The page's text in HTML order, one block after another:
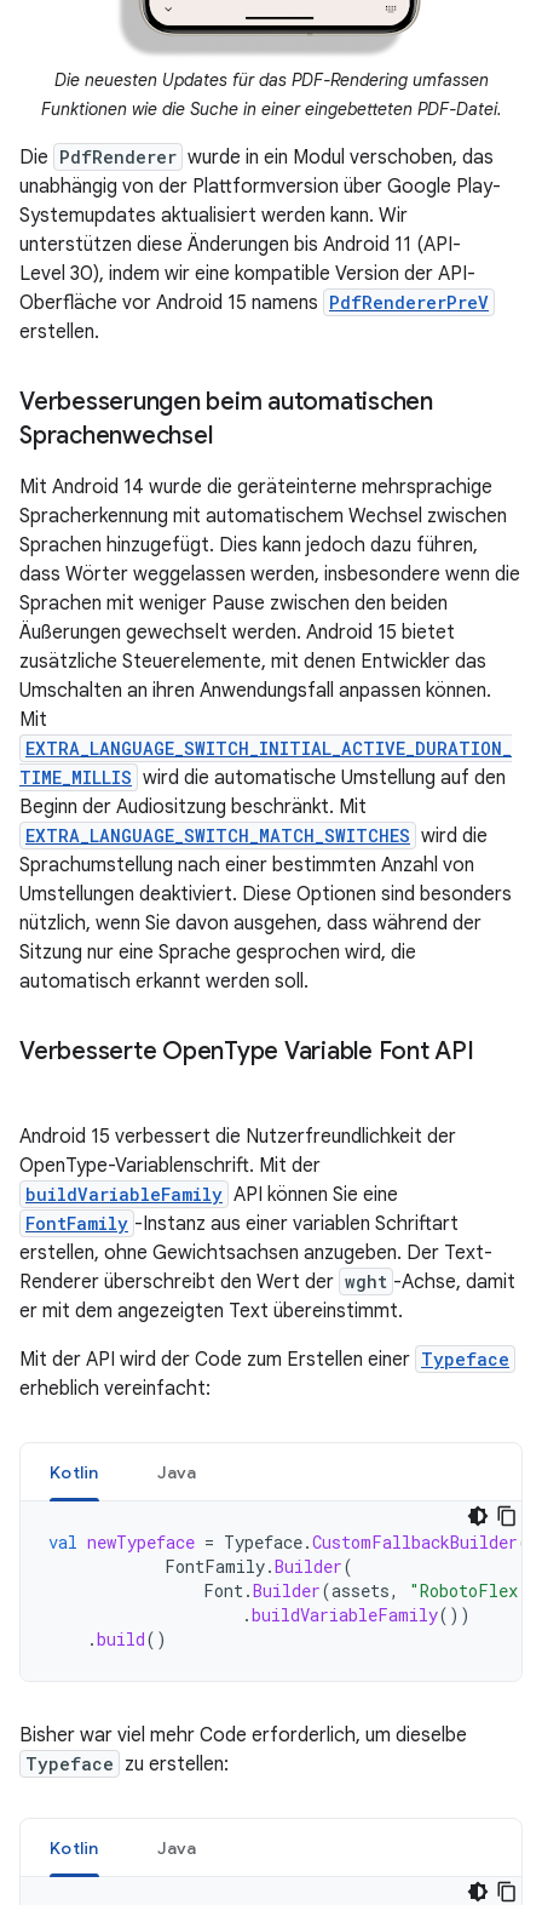
Die neuesten Updates für das PDF-Rendering umfassen
Funktionen wie die Suche in einer eingebetteten PDF-Datei.
Die PdfRenderer wurde in ein Modul verschoben, das
unabhängig von der Plattformversion über Google Play-
Systemupdates aktualisiert werden kann. Wir
unterstützen diese Änderungen bis Android 11 (API-
Level 30), indem wir eine kompatible Version der API-
Oberfläche vor Android 15 namens PdfRendererPreV
erstellen.
Verbesserungen beim automatischen
Sprachenwechsel
Mit Android 14 wurde die geräteinterne mehrsprachige
Spracherkennung mit automatischem Wechsel zwischen
Sprachen hinzugefügt. Dies kann jedoch dazu führen,
dass Wörter weggelassen werden, insbesondere wenn die
Sprachen mit weniger Pause zwischen den beiden
Äußerungen gewechselt werden. Android 15 bietet
zusätzliche Steuerelemente, mit denen Entwickler das
Umschalten an ihren Anwendungsfall anpassen können.
Mit
EXTRA_LANGUAGE_SWITCH_INITIAL_ACTIVE_DURATION_
TIME_MILLIS wird die automatische Umstellung auf den
Beginn der Audiositzung beschränkt. Mit
EXTRA_LANGUAGE_SWITCH_MATCH_SWITCHES wird die
Sprachumstellung nach einer bestimmten Anzahl von
Umstellungen deaktiviert. Diese Optionen sind besonders
nützlich, wenn Sie davon ausgehen, dass während der
Sitzung nur eine Sprache gesprochen wird, die
automatisch erkannt werden soll.
Verbesserte OpenType Variable Font API
Android 15 verbessert die Nutzerfreundlichkeit der
OpenType-Variablenschrift. Mit der
buildVariableFamily API können Sie eine
FontFamily -Instanz aus einer variablen Schriftart
erstellen, ohne Gewichtsachsen anzugeben. Der Text-
Renderer überschreibt den Wert der wght -Achse, damit
er mit dem angezeigten Text übereinstimmt.
Mit der API wird der Code zum Erstellen einer Typeface
erheblich vereinfacht:
Kotlin Java
val newTypeface = Typeface.CustomFallbackBuilder(
FontFamily.Builder(
Font.Builder(assets,
.buildVariableFamily())
.build()
Bisher war viel mehr Code erforderlich, um dieselbe
Typeface zu erstellen:
Kotlin Java